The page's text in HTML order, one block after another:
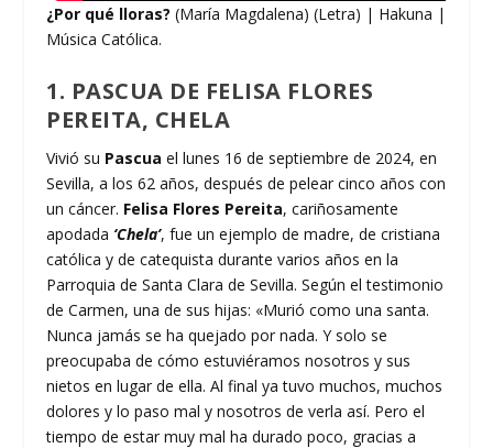
¿Por qué lloras? (María Magdalena) (Letra) | Hakuna |
Música Católica.
1. PASCUA DE FELISA FLORES
PEREITA, CHELA
Vivió su Pascua el lunes 16 de septiembre de 2024, en
Sevilla, a los 62 años, después de pelear cinco años con
un cáncer. Felisa Flores Pereita, cariñosamente
apodada ‘Chela’, fue un ejemplo de madre, de cristiana
católica y de catequista durante varios años en la
Parroquia de Santa Clara de Sevilla. Según el testimonio
de Carmen, una de sus hijas: «Murió como una santa.
Nunca jamás se ha quejado por nada. Y solo se
preocupaba de cómo estuviéramos nosotros y sus
nietos en lugar de ella. Al final ya tuvo muchos, muchos
dolores y lo paso mal y nosotros de verla así. Pero el
tiempo de estar muy mal ha durado poco, gracias a